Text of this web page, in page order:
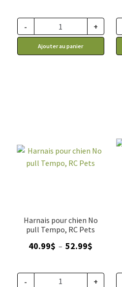
- +
Ajouter au panier
Harnais pour chien No
pull Tempo, RC Pets
40.99$ – 52.99$
40.99$
- +